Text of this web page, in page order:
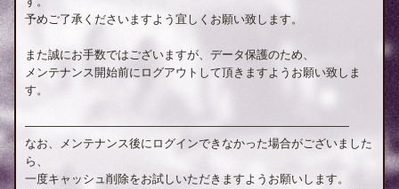
予めご了承くださいますよう宜しくお願い致します。
また誠にお手数ではございますが、データ保護のため、
メンテナンス開始前にログアウトして頂きますようお願い致しま
す。
————————————————————————————
なお、メンテナンス後にログインできなかった場合がございました
ら、
一度キャッシュ削除をお試しいただきますようお願いします。